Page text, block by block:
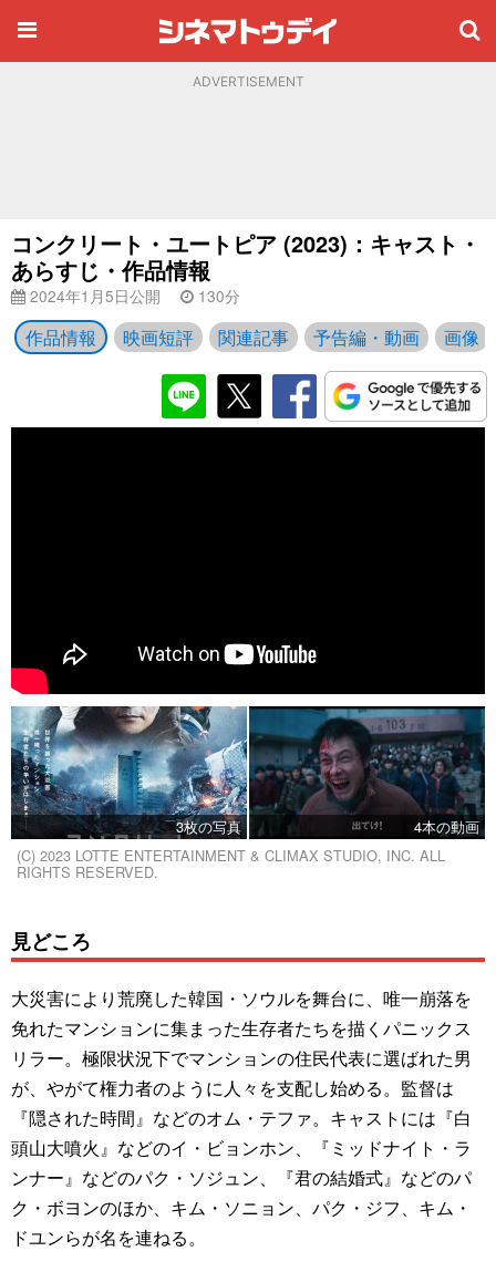
ADVERTISEMENT
コンクリート・ユートピア (2023)：キャスト・
あらすじ・作品情報
2024年1月5日公開 130分
作品情報 映画短評 関連記事 予告編・動画 画像
3枚の写真
4本の動画
(C) 2023 LOTTE ENTERTAINMENT & CLIMAX STUDIO, INC. ALL
RIGHTS RESERVED.
見どころ
大災害により荒廃した韓国・ソウルを舞台に、唯一崩落を
免れたマンションに集まった生存者たちを描くパニックス
リラー。極限状況下でマンションの住民代表に選ばれた男
が、やがて権力者のように人々を支配し始める。監督は
『隠された時間』などのオム・テファ。キャストには『白
頭山大噴火』などのイ・ビョンホン、『ミッドナイト・ラ
ンナー』などのパク・ソジュン、『君の結婚式』などのパ
ク・ボヨンのほか、キム・ソニョン、パク・ジフ、キム・
ドユンらが名を連ねる。